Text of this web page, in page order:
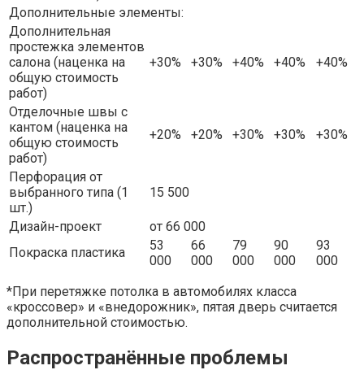
Дополнительные элементы:
Дополнительная
простежка элементов
салона (наценка на
общую стоимость
работ)
+30% +30% +40% +40% +40%
Отделочные швы с
кантом (наценка на
общую стоимость
работ)
+20% +20% +30% +30% +30%
Перфорация от
выбранного типа (1
шт.)
15 500
Дизайн-проект
от 66 000
Покраска пластика
53
000
66
000
79
000
90
000
93
000
*При перетяжке потолка в автомобилях класса
«кроссовер» и «внедорожник», пятая дверь считается
дополнительной стоимостью.
Распространённые проблемы